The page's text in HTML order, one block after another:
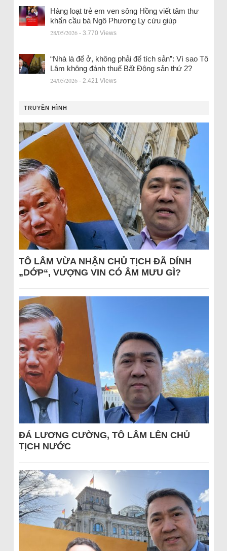
Hàng loạt trẻ em ven sông Hồng viết tâm thư
khẩn cầu bà Ngô Phương Ly cứu giúp
28/05/2026 - 3.770 Views
“Nhà là để ở, không phải để tích sản”: Vì sao Tô
Lâm không đánh thuế Bất Động sản thứ 2?
24/05/2026 - 2.421 Views
TRUYỀN HÌNH
TÔ LÂM VỪA NHẬN CHỦ TỊCH ĐÃ DÍNH
„DỚP“, VƯỢNG VIN CÓ ÂM MƯU GÌ?
ĐÁ LƯƠNG CƯỜNG, TÔ LÂM LÊN CHỦ
TỊCH NƯỚC